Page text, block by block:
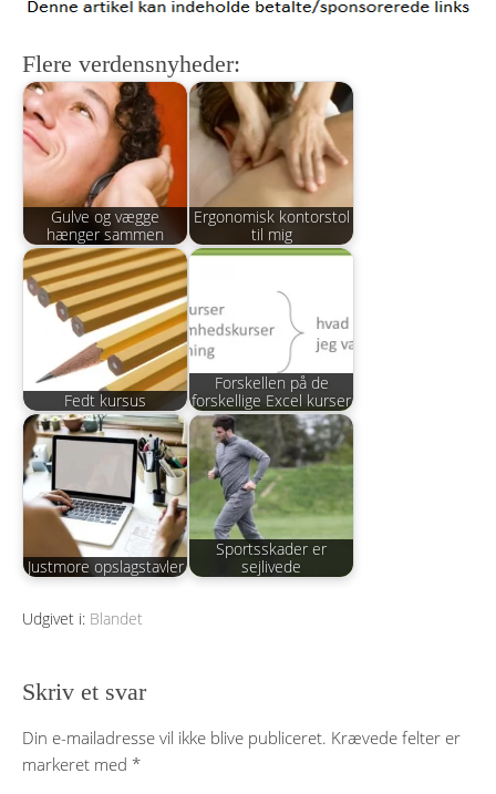
Flere verdensnyheder:
Gulve og vægge
hænger sammen
Ergonomisk kontorstol
til mig
Fedt kursus
Forskellen på de
forskellige Excel kurser
Justmore opslagstavler
Sportsskader er
sejlivede
Udgivet i: Blandet
Skriv et svar
Din e-mailadresse vil ikke blive publiceret. Krævede felter er
markeret med *